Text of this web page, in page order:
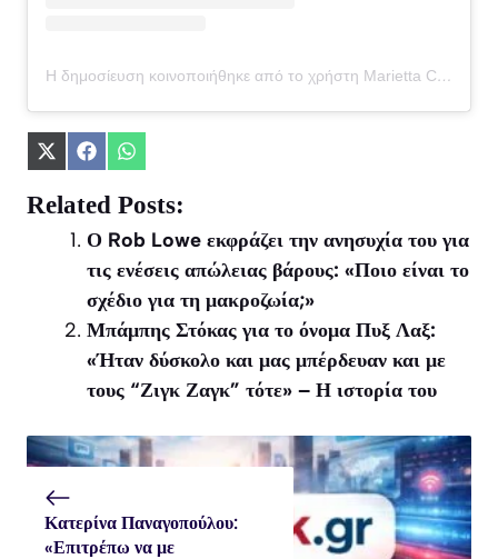
Η δημοσίευση κοινοποιήθηκε από το χρήστη Marietta Chrousala (@mariettachrousala)
Share
X
(Twitter)
Share
Facebook
Share
WhatsApp
Related Posts:
Ο Rob Lowe εκφράζει την ανησυχία του για
τις ενέσεις απώλειας βάρους: «Ποιο είναι το
σχέδιο για τη μακροζωία;»
Μπάμπης Στόκας για το όνομα Πυξ Λαξ:
«Ήταν δύσκολο και μας μπέρδευαν και με
τους “Ζιγκ Ζαγκ” τότε» – Η ιστορία του
Κατερίνα Παναγοπούλου:
«Επιτρέπω να με